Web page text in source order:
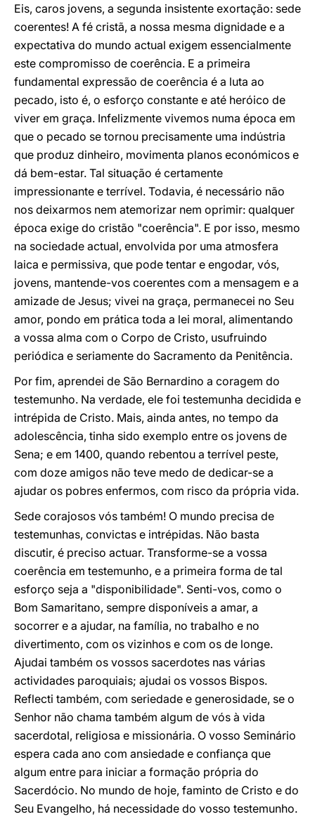
Eis, caros jovens, a segunda insistente exortação: sede
coerentes! A fé cristã, a nossa mesma dignidade e a
expectativa do mundo actual exigem essencialmente
este compromisso de coerência. E a primeira
fundamental expressão de coerência é a luta ao
pecado, isto é, o esforço constante e até heróico de
viver em graça. Infelizmente vivemos numa época em
que o pecado se tornou precisamente uma indústria
que produz dinheiro, movimenta planos económicos e
dá bem-estar. Tal situação é certamente
impressionante e terrível. Todavia, é necessário não
nos deixarmos nem atemorizar nem oprimir: qualquer
época exige do cristão "coerência". E por isso, mesmo
na sociedade actual, envolvida por uma atmosfera
laica e permissiva, que pode tentar e engodar, vós,
jovens, mantende-vos coerentes com a mensagem e a
amizade de Jesus; vivei na graça, permanecei no Seu
amor, pondo em prática toda a lei moral, alimentando
a vossa alma com o Corpo de Cristo, usufruindo
periódica e seriamente do Sacramento da Penitência.
Por fim, aprendei de São Bernardino a coragem do
testemunho. Na verdade, ele foi testemunha decidida e
intrépida de Cristo. Mais, ainda antes, no tempo da
adolescência, tinha sido exemplo entre os jovens de
Sena; e em 1400, quando rebentou a terrível peste,
com doze amigos não teve medo de dedicar-se a
ajudar os pobres enfermos, com risco da própria vida.
Sede corajosos vós também! O mundo precisa de
testemunhas, convictas e intrépidas. Não basta
discutir, é preciso actuar. Transforme-se a vossa
coerência em testemunho, e a primeira forma de tal
esforço seja a "disponibilidade". Senti-vos, como o
Bom Samaritano, sempre disponíveis a amar, a
socorrer e a ajudar, na família, no trabalho e no
divertimento, com os vizinhos e com os de longe.
Ajudai também os vossos sacerdotes nas várias
actividades paroquiais; ajudai os vossos Bispos.
Reflecti também, com seriedade e generosidade, se o
Senhor não chama também algum de vós à vida
sacerdotal, religiosa e missionária. O vosso Seminário
espera cada ano com ansiedade e confiança que
algum entre para iniciar a formação própria do
Sacerdócio. No mundo de hoje, faminto de Cristo e do
Seu Evangelho, há necessidade do vosso testemunho.